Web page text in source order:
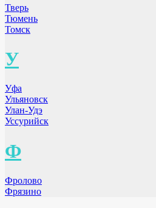
Тверь
Тюмень
Томск
У
Уфа
Ульяновск
Улан-Удэ
Уссурийск
Ф
Фролово
Фрязино